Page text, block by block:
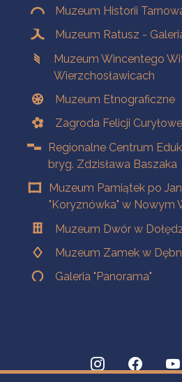
Muzeum Historii
Muzeum Ratusz -
Muzeum Wincentego
Wierzchosławicach
Muzeum Etnograficzne
Zagroda Felicji
Regionalne Centrum
bryg. Zdzisława Baszaka
Muzeum Pamiątek po
"Koryznówka" w Nowym
Muzeum Dwór w
Muzeum Zamek w
Galeria "Panorama"